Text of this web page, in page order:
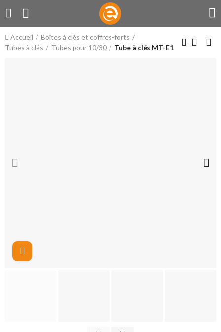
Accueil
Boîtes à clés et coffres-forts
Tubes à clés
Tubes pour 10/30 Tube à clés MT-E1